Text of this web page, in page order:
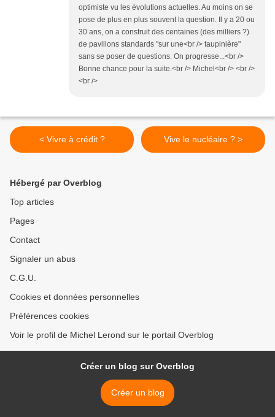
optimiste vu les évolutions actuelles. Au moins on se
pose de plus en plus souvent la question. Il y a 20 ou
30 ans, on a construit des centaines (des milliers ?)
de pavillons standards "sur une<br /> taupinière"
sans se poser de questions. On progresse...<br />
Bonne chance pour la suite.<br /> Michel<br /> <br />
<br />
< Vivre à crédit ? Vive le nucléaire ? >
Hébergé par Overblog
Top articles
Pages
Contact
Signaler un abus
C.G.U.
Cookies et données personnelles
Préférences cookies
Voir le profil de Michel Lerond sur le portail Overblog
Créer un blog sur Overblog
Créer un blog